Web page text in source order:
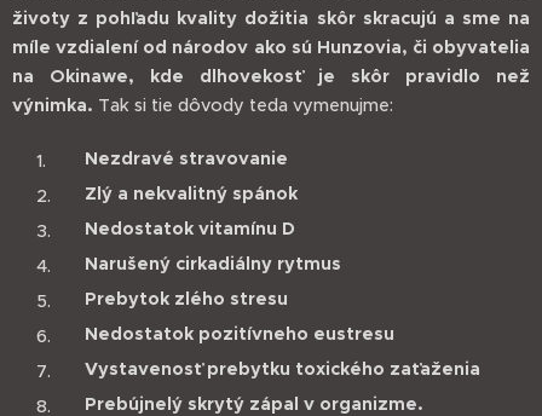
životy z pohľadu kvality dožitia skôr skracujú a sme na
míle vzdialení od národov ako sú Hunzovia, či obyvatelia
na Okinawe, kde dlhovekosť je skôr pravidlo než
výnimka. Tak si tie dôvody teda vymenujme:
Nezdravé stravovanie
Zlý a nekvalitný spánok
Nedostatok vitamínu D
Narušený cirkadiálny rytmus
Prebytok zlého stresu
Nedostatok pozitívneho eustresu
Vystavenosť prebytku toxického zaťaženia
Prebújnelý skrytý zápal v organizme.